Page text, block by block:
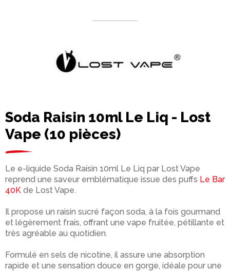
Soda Raisin 10ml Le Liq - Lost
Vape (10 pièces)
Le e-liquide Soda Raisin 10ml Le Liq par Lost Vape
reprend une saveur emblématique issue des puffs Le Bar
40K de Lost Vape.
Il propose un raisin sucré façon soda, à la fois gourmand
et légèrement frais, offrant une vape fruitée, pétillante et
très agréable au quotidien.
Formulé en sels de nicotine, il assure une absorption
rapide et une sensation douce en gorge, idéale pour une